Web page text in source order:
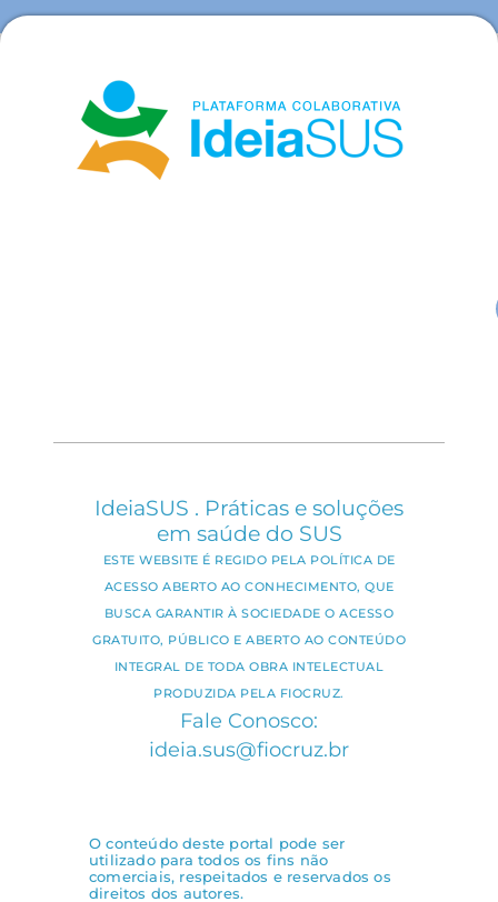
IdeiaSUS . Práticas e soluções
em saúde do SUS
ESTE WEBSITE É REGIDO PELA POLÍTICA DE
ACESSO ABERTO AO CONHECIMENTO, QUE
BUSCA GARANTIR À SOCIEDADE O ACESSO
GRATUITO, PÚBLICO E ABERTO AO CONTEÚDO
INTEGRAL DE TODA OBRA INTELECTUAL
PRODUZIDA PELA FIOCRUZ.
Fale Conosco:
ideia.sus@fiocruz.br
O conteúdo deste portal pode ser
utilizado para todos os fins não
comerciais, respeitados e reservados os
direitos dos autores.